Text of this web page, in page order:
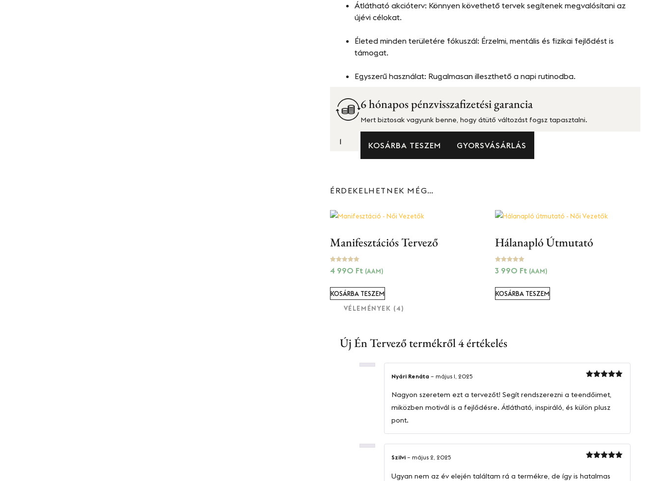
Átlátható akcióterv: Könnyen követhető tervek segítenek megvalósítani az
újévi célokat.
Életed minden területére fókuszál: Érzelmi, mentális és fizikai fejlődést is
támogat.
Egyszerű használat: Rugalmasan illeszthető a napi rutinodba.
6 hónapos pénzvisszafizetési garancia
Mert biztosak vagyunk benne, hogy átütő változást fogsz tapasztalni.
KOSÁRBA TESZEM GYORSVÁSÁRLÁS
ÉRDEKELHETNEK MÉG…
Manifesztációs Tervező
Értékelés:
5.00
4 990 Ft (AAM)
KOSÁRBA TESZEM
Hálanapló Útmutató
Értékelés:
5.00
3 990 Ft (AAM)
KOSÁRBA TESZEM
VÉLEMÉNYEK (4)
Új Én Tervezőtermékről 4 értékelés
Nyári Renáta – május 1, 2025
Nagyon szeretem ezt a tervezőt! Segít rendszerezni a teendőimet,
miközben motivál is a fejlődésre. Átlátható, inspiráló, és külön plusz
pont.
Szilvi – május 2, 2025
Ugyan nem az év elején találtam rá a termékre, de így is hatalmas